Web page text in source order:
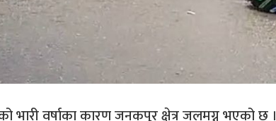
भारी वर्षाका कारण जनकपुर क्षेत्र जलमग्न भएको छ ।